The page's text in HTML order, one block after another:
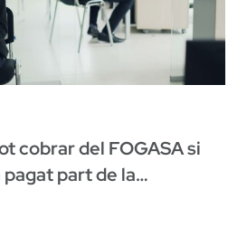
cobrar del FOGASA si
pagat part de la